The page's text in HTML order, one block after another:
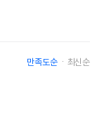
만족도순 최신순